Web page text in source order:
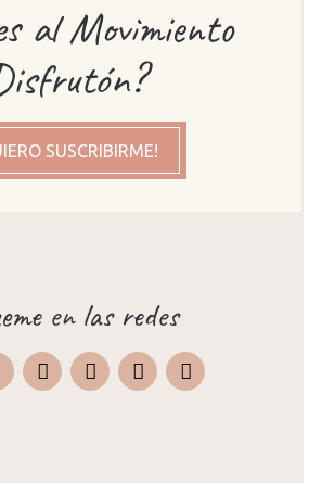
al Movimiento
SUSCRIBIRME!
en las redes
X Pinterest TripAdvisor